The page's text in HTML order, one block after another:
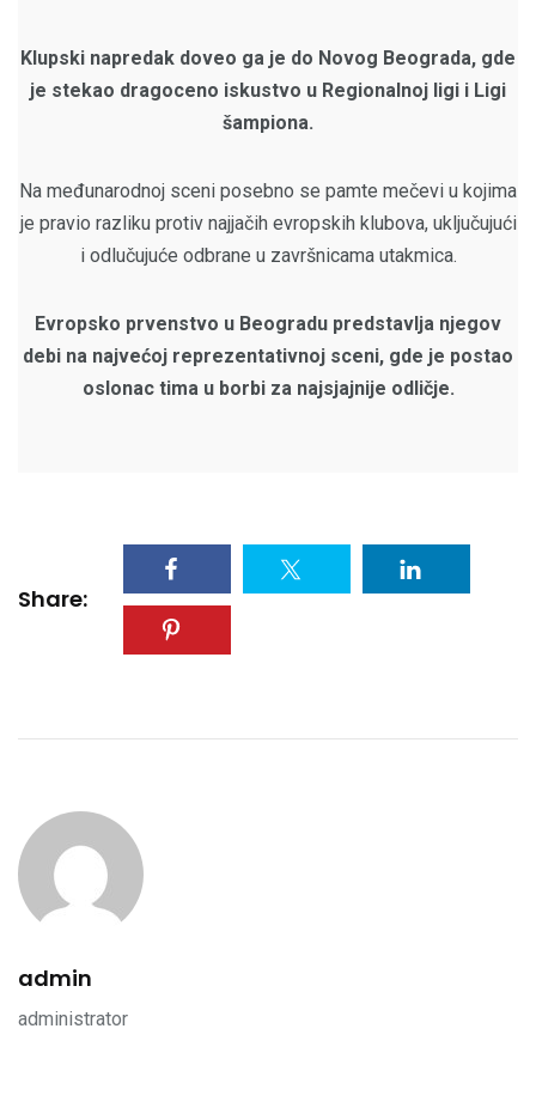
Klupski napredak doveo ga je do Novog Beograda, gde
je stekao dragoceno iskustvo u Regionalnoj ligi i Ligi
šampiona.
Na međunarodnoj sceni posebno se pamte mečevi u kojima
je pravio razliku protiv najjačih evropskih klubova, uključujući
i odlučujuće odbrane u završnicama utakmica.
Evropsko prvenstvo u Beogradu predstavlja njegov
debi na najvećoj reprezentativnoj sceni, gde je postao
oslonac tima u borbi za najsjajnije odličje.
Share:
admin
administrator